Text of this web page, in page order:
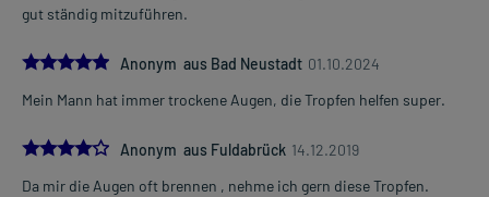
gut ständig mitzuführen.
5.0Anonym aus Bad Neustadt 01.10.2024
Mein Mann hat immer trockene Augen, die Tropfen helfen super.
4.0Anonym aus Fuldabrück 14.12.2019
Da mir die Augen oft brennen , nehme ich gern diese Tropfen.